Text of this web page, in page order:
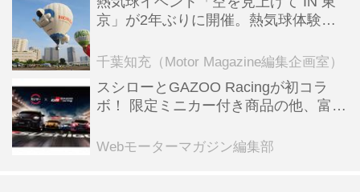
京」が2年ぶりに開催。熱気球体験搭
ンテンツも
千葉知充（Motor Magazine編集企画室）
スシローとGAZOO Racingが初コラ
ボ！ 限定ミニカー付き商品の他、富士
る抽選企画などを展開
Webモーターマガジン編集部